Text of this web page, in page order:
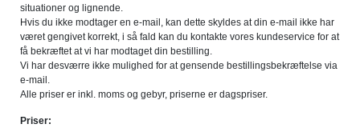
situationer og lignende.
Hvis du ikke modtager en e-mail, kan dette skyldes at din e-mail ikke har
været gengivet korrekt, i så fald kan du kontakte vores kundeservice for at
få bekræftet at vi har modtaget din bestilling.
Vi har desværre ikke mulighed for at gensende bestillingsbekræftelse via
e-mail.
Alle priser er inkl. moms og gebyr, priserne er dagspriser.
Priser: